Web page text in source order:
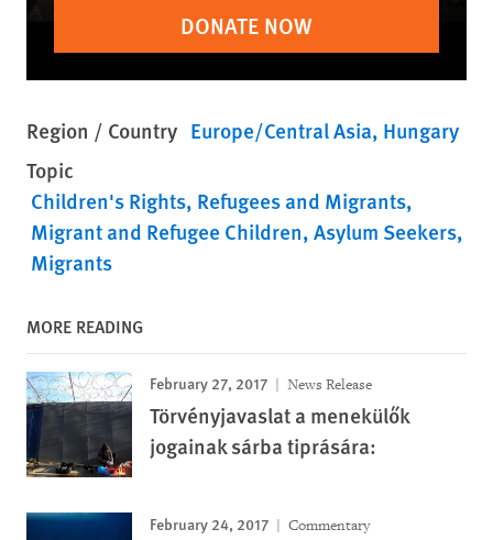
DONATE NOW
Region / Country Europe/Central Asia Hungary
Topic
Children's Rights Refugees and Migrants
Migrant and Refugee Children Asylum Seekers
Migrants
MORE READING
February 27, 2017 News Release
Törvényjavaslat a menekülők
jogainak sárba tiprására:
February 24, 2017 Commentary